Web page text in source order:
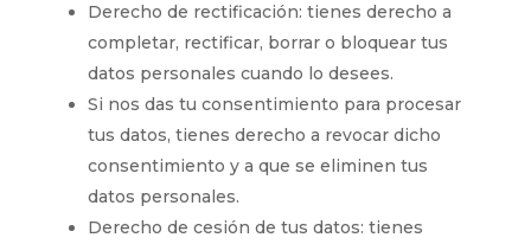
Derecho de rectificación: tienes derecho a
completar, rectificar, borrar o bloquear tus
datos personales cuando lo desees.
Si nos das tu consentimiento para procesar
tus datos, tienes derecho a revocar dicho
consentimiento y a que se eliminen tus
datos personales.
Derecho de cesión de tus datos: tienes